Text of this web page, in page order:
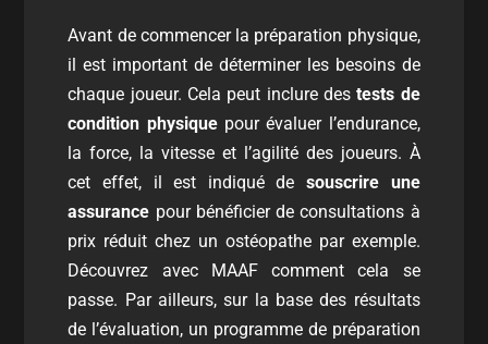
Avant de commencer la préparation physique,
il est important de déterminer les besoins de
chaque joueur. Cela peut inclure destests de
condition physiquepour évaluer l’endurance,
la force, la vitesse et l’agilité des joueurs. À
cet effet, il est indiqué de souscrire une
assurance pour bénéficier de consultations à
prix réduit chez un ostéopathe par exemple.
Découvrez avec MAAFcomment cela se
passe. Par ailleurs, sur la base des résultats
de l’évaluation, un programme de préparation